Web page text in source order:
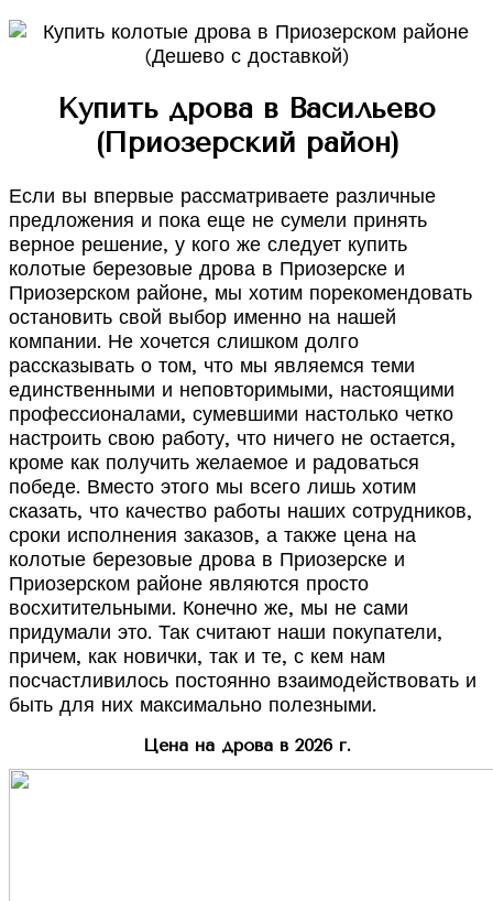
Купить дрова в Васильево
(Приозерский район)
Если вы впервые рассматриваете различные
предложения и пока еще не сумели принять
верное решение, у кого же следует купить
колотые березовые дрова в Приозерске и
Приозерском районе, мы хотим порекомендовать
остановить свой выбор именно на нашей
компании. Не хочется слишком долго
рассказывать о том, что мы являемся теми
единственными и неповторимыми, настоящими
профессионалами, сумевшими настолько четко
настроить свою работу, что ничего не остается,
кроме как получить желаемое и радоваться
победе. Вместо этого мы всего лишь хотим
сказать, что качество работы наших сотрудников,
сроки исполнения заказов, а также цена на
колотые березовые дрова в Приозерске и
Приозерском районе являются просто
восхитительными. Конечно же, мы не сами
придумали это. Так считают наши покупатели,
причем, как новички, так и те, с кем нам
посчастливилось постоянно взаимодействовать и
быть для них максимально полезными.
Цена на дрова в 2026 г.